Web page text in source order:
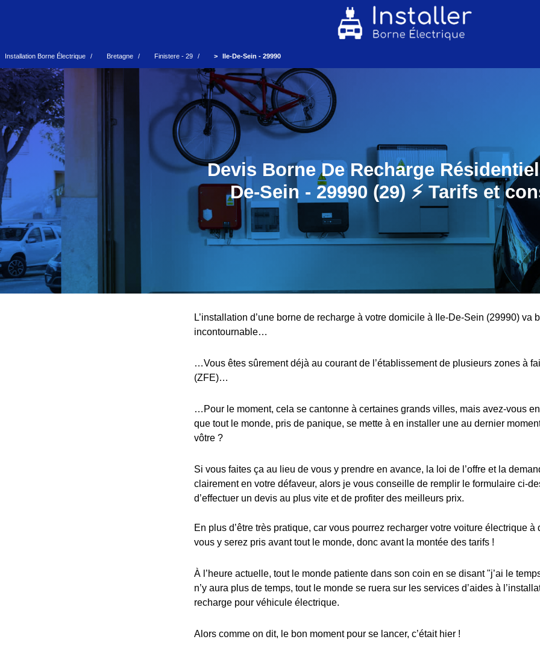
Installation Borne Électrique Bretagne Finistere - 29 Ile-De-Sein - 29990
Devis Borne De Recharge
De-Sein - 29990 (29) ⚡️ Tarifs et
L’installation d’une borne de recharge à votre domicile à Ile-De-Sein (29990) va
incontournable…
…Vous êtes sûrement déjà au courant de l’établissement de plusieurs zones à
(ZFE)…
…Pour le moment, cela se cantonne à certaines grands villes, mais avez-vous
que tout le monde, pris de panique, se mette à en installer une au dernier
vôtre ?
Si vous faites ça au lieu de vous y prendre en avance, la loi de l’offre et la
clairement en votre défaveur, alors je vous conseille de remplir le formulaire ci-
d’effectuer un devis au plus vite et de profiter des meilleurs prix.
En plus d’être très pratique, car vous pourrez recharger votre voiture électrique à
vous y serez pris avant tout le monde, donc avant la montée des tarifs !
À l’heure actuelle, tout le monde patiente dans son coin en se disant "j’ai le
n’y aura plus de temps, tout le monde se ruera sur les services d’aides à
recharge pour véhicule électrique.
Alors comme on dit, le bon moment pour se lancer, c’était hier !